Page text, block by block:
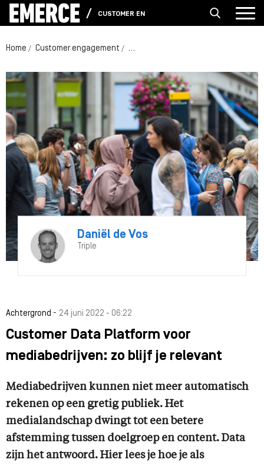
CUSTOMER ENGAGEMENT
Home Customer engagement Customer Data Platform voor
Daniël de Vos
Triple
Achtergrond - 24 juni 2022 - 06:22
Customer Data Platform voor
mediabedrijven: zo blijf je relevant
Mediabedrijven kunnen niet meer automatisch
rekenen op een gretig publiek. Het
medialandschap dwingt tot een betere
afstemming tussen doelgroep en content. Data
zijn het antwoord. Hier lees je hoe je als